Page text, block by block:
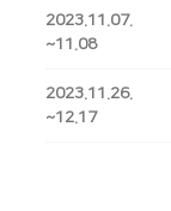
2023.11.07.
~11.08
2023.11.26.
~12.17